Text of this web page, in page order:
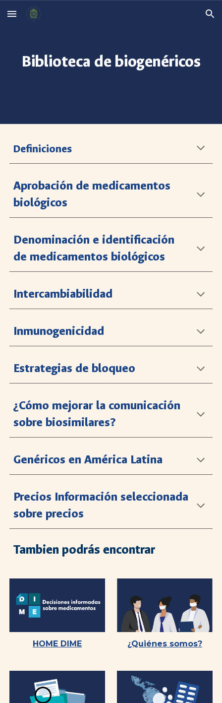
Skip to main content Skip to navigation
Biblioteca de biogenéricos
Definiciones
Aprobación de medicamentos
biológicos
Denominación e identificación
de medicamentos biológicos
Intercambiabilidad
Inmunogenicidad
Estrategias de bloqueo
¿Cómo mejorar la comunicación
sobre biosimilares?
Genéricos en América Latina
Precios Información seleccionada
sobre precios
Tambien podrás encontrar
HOME DIME ¿Quiénes somos?